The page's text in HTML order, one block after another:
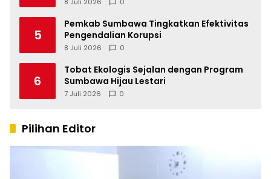
8 Juli 2026 0
5
Pemkab Sumbawa Tingkatkan Efektivitas
Pengendalian Korupsi
8 Juli 2026 0
6
Tobat Ekologis Sejalan dengan Program
Sumbawa Hijau Lestari
7 Juli 2026 0
Pilihan Editor